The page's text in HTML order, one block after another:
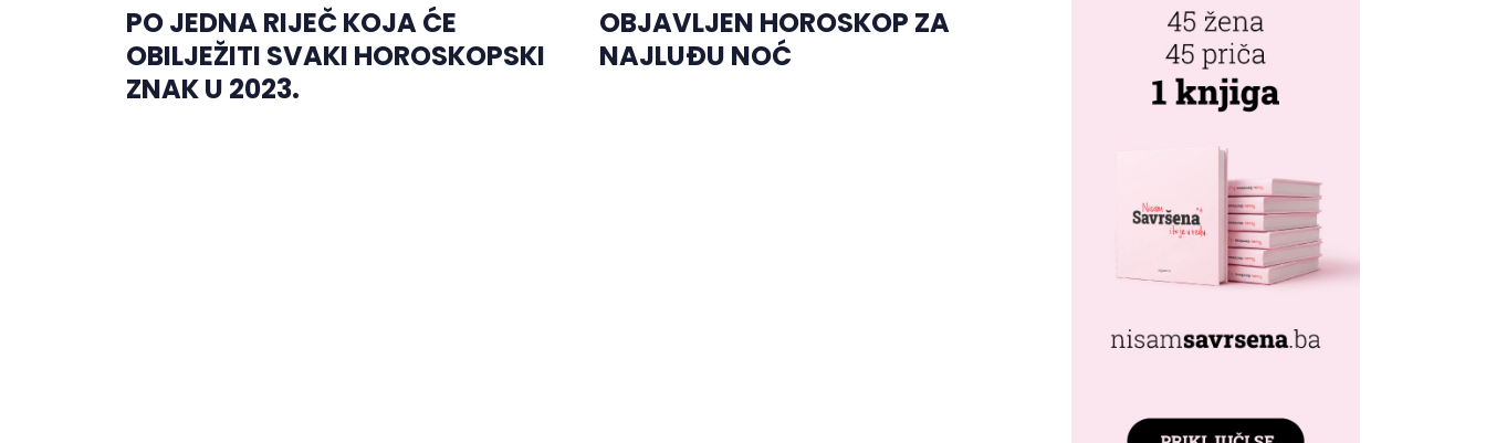
PO JEDNA RIJEČ KOJA ĆE
OBILJEŽITI SVAKI HOROSKOPSKI
ZNAK U 2023.
OBJAVLJEN HOROSKOP ZA
NAJLUĐU NOĆ